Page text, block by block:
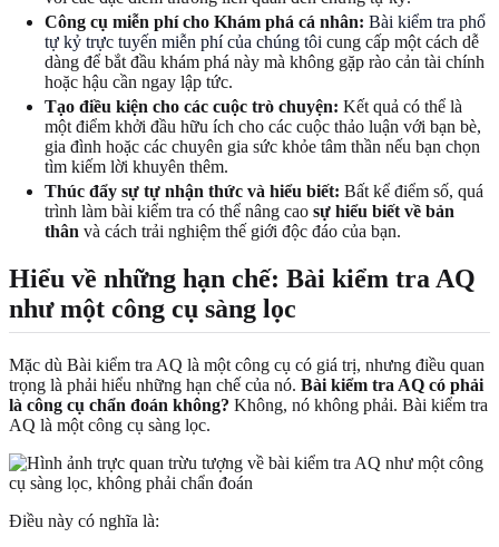
Công cụ miễn phí cho Khám phá cá nhân: Bài kiểm tra phổ
tự kỷ trực tuyến miễn phí của chúng tôi cung cấp một cách dễ
dàng để bắt đầu khám phá này mà không gặp rào cản tài chính
hoặc hậu cần ngay lập tức.
Tạo điều kiện cho các cuộc trò chuyện: Kết quả có thể là
một điểm khởi đầu hữu ích cho các cuộc thảo luận với bạn bè,
gia đình hoặc các chuyên gia sức khỏe tâm thần nếu bạn chọn
tìm kiếm lời khuyên thêm.
Thúc đẩy sự tự nhận thức và hiểu biết: Bất kể điểm số, quá
trình làm bài kiểm tra có thể nâng cao sự hiểu biết về bản
thân và cách trải nghiệm thế giới độc đáo của bạn.
Hiểu về những hạn chế: Bài kiểm tra AQ
như một công cụ sàng lọc
Mặc dù Bài kiểm tra AQ là một công cụ có giá trị, nhưng điều quan
trọng là phải hiểu những hạn chế của nó. Bài kiểm tra AQ có phải
là công cụ chẩn đoán không? Không, nó không phải. Bài kiểm tra
AQ là một công cụ sàng lọc.
Điều này có nghĩa là: